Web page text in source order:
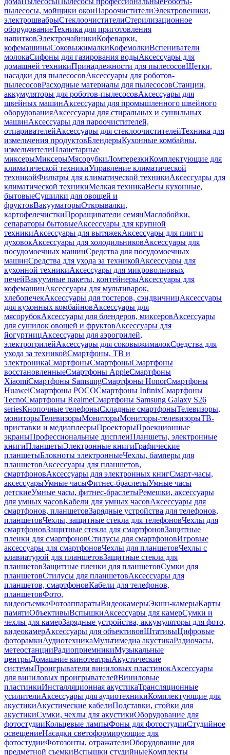
пылесосы, мойщики оконПароочистителиЭлектровеники,
электрошвабрыСтеклоочистителиСтерилизационное
оборудованиеТехника для приготовления
напитковЭлектрочайникиКофеварки,
кофемашиныСоковыжималкиКофемолкиВспениватели
молокаСифоны для газирования водыАксессуары для
домашней техникиПринадлежности для пылесосовЩетки,
насадки для пылесосовАксессуары для роботов-
пылесосовРасходные материалы для пылесосовСтанции,
аккумуляторы для роботов-пылесосовАксессуары для
швейных машинАксессуары для промышленного швейного
оборудованияАксессуары для стиральных и сушильных
машинАксессуары для пароочистителей,
отпаривателейАксессуары для стеклоочистителейТехника для
измельчения продуктовБлендерыКухонные комбайны,
измельчителиПланетарные
миксерыМиксерыМясорубкиЛомтерезкиКомплектующие для
климатической техникиУправление климатической
техникойФильтры для климатической техникиАксессуары для
климатической техникиМелкая техникаВесы кухонные,
бытовыеСушилки для овощей и
фруктовВакууматорыОткрывалки,
картофелечисткиПроращиватели семянМаслобойки,
сепараторы бытовыеАксессуары для крупной
техникиАксессуары для вытяжекАксессуары для плит и
духовокАксессуары для холодильниковАксессуары для
посудомоечных машинСредства для посудомоечных
машинСредства для ухода за техникойАксессуары для
кухонной техникиАксессуары для микроволновых
печейВакуумные пакеты, контейнерыАксессуары для
кофемашинАксессуары для мультиварок,
хлебопечекАксессуары для тостеров, сэндвичницАксессуары
для кухонных комбайновАксессуары для
мясорубокАксессуары для блендеров, миксеровАксессуары
для сушилок овощей и фруктовАксессуары для
йогуртницАксессуары для аэрогрилей,
электрогрилейАксессуары для соковыжималокСредства для
ухода за техникойСмартфоны, ТВ и
электроникаСмартфоныСмартфоныСмартфоны
восстановленныеСмартфоны AppleСмартфоны
XiaomiСмартфоны SamsungСмартфоны HonorСмартфоны
HuaweiСмартфоны POCOСмартфоны InfinixСмартфоны
TecnoСмартфоны RealmeСмартфоны Samsung Galaxy S26
seriesКнопочные телефоныСкладные смартфоныТелевизоры,
мониторыТелевизорыМониторыМониторы-телевизорыТВ-
приставки и медиаплеерыПроекторыПроекционные
экраныПрофессиональные дисплеиПланшеты, электронные
книгиПланшетыЭлектронные книгиГрафические
планшетыБлокноты электронныеЧехлы, бамперы для
планшетовАксессуары для планшетов,
смартфоновАксессуары для электронных книгСмарт-часы,
аксессуарыУмные часыФитнес-браслетыУмные часы
детскиеУмные часы, фитнес-браслетыРемешки, аксессуары
для умных часовКабели для умных часовАксессуары для
смартфонов, планшетовЗарядные устройства для телефонов,
планшетовЧехлы, защитные стекла для телефоновЧехлы для
смартфоновЗащитные стекла для смартфоновЗащитные
пленки для смартфоновСтилусы для смартфоновИгровые
аксессуары для смартфоновЧехлы для планшетовЧехлы с
клавиатурой для планшетовЗащитные стекла для
планшетовЗащитные пленки для планшетовСумки для
планшетовСтилусы для планшетовАксессуары для
планшетов, смартфоновКабели для телефонов,
планшетовФото,
видеосъемкаФотоаппаратыВидеокамерыЭкшн-камерыКарты
памятиОбъективыВспышкиАксессуары для камерСумки и
чехлы для камерЗарядные устройства, аккумуляторы для фото,
видеокамерАксессуары для объективовШтативыЦифровые
фоторамкиАудиотехникаМультимедиа акустикаРадиочасы,
метеостанцииРадиоприемникиМузыкальные
центрыДомашние кинотеатрыАкустические
системыПроигрыватели виниловых пластинокАксессуары
для виниловых проигрывателейВиниловые
пластинкиИнсталляционная акустикаТрансляционные
усилителиАксессуары для аудиотехникиКомплектующие для
акустикиАкустические кабелиПодставки, стойки для
акустикиСумки, чехлы для акустикиОборудование для
фотостудииКольцевые лампыФоны для фотостудииСтудийное
освещениеНасадки светоформирующие для
фотостудииФотозонты, отражателиОборудование для
предметной съемкиВспышки студийныеКомплекты